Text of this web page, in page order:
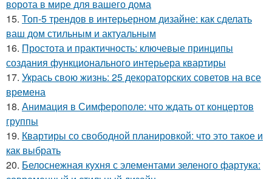
ворота в мире для вашего дома
15. Топ-5 трендов в интерьерном дизайне: как сделать
ваш дом стильным и актуальным
16. Простота и практичность: ключевые принципы
создания функционального интерьера квартиры
17. Укрась свою жизнь: 25 декораторских советов на все
времена
18. Анимация в Симферополе: что ждать от концертов
группы
19. Квартиры со свободной планировкой: что это такое и
как выбрать
20. Белоснежная кухня с элементами зеленого фартука: